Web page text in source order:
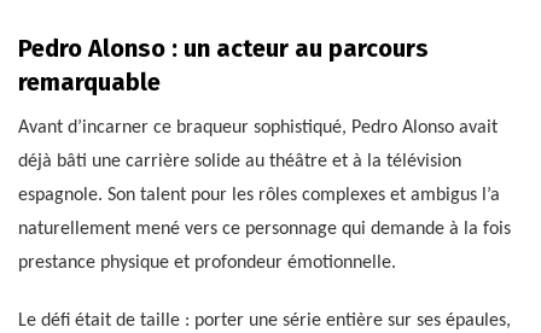
Pedro Alonso : un acteur au parcours
remarquable
Avant d’incarner ce braqueur sophistiqué, Pedro Alonso avait
déjà bâti une carrière solide au théâtre et à la télévision
espagnole. Son talent pour les rôles complexes et ambigus l’a
naturellement mené vers ce personnage qui demande à la fois
prestance physique et profondeur émotionnelle.
Le défi était de taille : porter une série entière sur ses épaules,